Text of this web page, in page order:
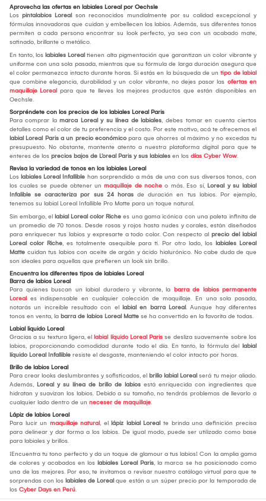
Aprovecha las ofertas en labiales Loreal por Oechsle
Los pintalabios Loreal son reconocidos mundialmente por su calidad excepcional y
fórmulas innovadoras que cuidan y embellecen los labios. Además, sus diferentes tonos
permiten a cada persona encontrar su look perfecto, ya sea con un acabado mate,
satinado, brillante o metálico.
En tanto, los labiales Loreal tienen alta pigmentación que garantizan un color vibrante y
uniforme con una sola pasada, mientras que su fórmula de larga duración asegura que
el color permanezca intacto durante horas. Si estás en la búsqueda de un tipo de labial
que combine elegancia, durabilidad y un color vibrante, no dejes pasar las ofertas en
maquillaje Loreal para que te lleves los mejores productos que están disponibles en
Oechsle.
Sorpréndete con los precios de los labiales Loreal Paris
Para comprar la marca Loreal y su línea de labiales, debes tomar en cuenta ciertos
detalles como el color de tu preferencia y el costo. Por este motivo, acá te ofrecemos el
labial Loreal Paris a un precio económico para que ahorres al máximo y no excedas tu
presupuesto. No obstante, mantente atento a nuestra plataforma digital para que te
enteres de los precios bajos de L’oreal Paris y sus labiales en los días Cyber Wow.
Revisa la variedad de tonos en los labiales Loreal
Los labiales Loreal Infallible han sorprendido a más de una con sus diversos tonos, con
los cuales se puede obtener un maquillaje de noche o más. Eso sí, Loreal y su labial
Infalible se caracteriza por sus 24 horas de duración en tus labios. Por ejemplo,
tenemos su labial Loreal Infallible Pro Matte para un toque natural.
Sin embargo, el labial Loreal color Riche es una gama icónica con una paleta infinita de
un promedio de 70 tonos. Desde rosas y rojos hasta nudes y corales, están diseñados
para enriquecer tus labios y expresarte a todo color. Con respecto al precio del labial
Loreal color Riche, es totalmente asequible para ti. Por otro lado, los labiales Loreal
Matte cuidan tus labios con aceite de argán y ácido hialurónico. No cabe duda de que
son ideales para aquellas que prefieren un look sin brillo.
Encuentra los diferentes tipos de labiales Loreal
Barra de labios Loreal
Para quienes buscan un labial duradero y vibrante, la barra de labios permanente
Loreal es indispensable en cualquier colección de maquillaje. En una sola pasada,
notarás un increíble resultado con el labial en barra Loreal. Aunque hay diferentes
tonos en venta, la barra de labios Loreal Matte se ha convertido en la favorita de todas.
Labial liquido Loreal
Gracias a su textura ligera, el labial líquido Loreal Paris se desliza suavemente sobre los
labios, proporcionando comodidad durante todo el día. En tanto, la fórmula del labial
líquido Loreal Infallible resiste el desgaste, manteniendo el color intacto por horas.
Brillo de labios Loreal
Para crear looks deslumbrantes y sofisticados, el brillo labial Loreal será tu mejor aliado.
Además, Loreal y su línea de brillo de labios está enriquecida con ingredientes que
hidratan y suavizan los labios. Debido a su tamaño, no tendrás problemas de llevarlo a
cualquier lado dentro de un neceser de maquillaje.
Lápiz de labios Loreal
Para lucir un maquillaje natural, el lápiz labial Loreal te brinda una definición precisa
para delinear y dar forma a los labios. De igual modo, puede ser utilizado como base
para labiales y brillos.
¡Encuentra tu tono perfecto y da un toque de glamour a tus labios! Con la amplia gama
de colores y acabados en los labiales Loreal Paris, la marca se ha posicionado como
una de las mejores. Por eso, te invitamos a revisar nuestro catálogo virtual para que te
sorprendas con los labiales de Loreal que están a un súper precio por la temporada de
los Cyber Days en Perú.